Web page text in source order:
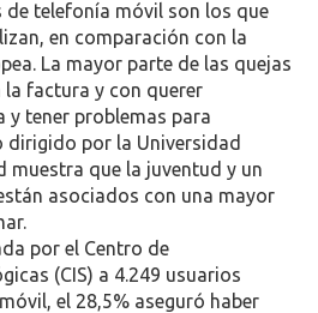
MÓVIL
de telefonía móvil son los que
en comparación con la
La mayor parte de las quejas
factura y con querer
y tener problemas para
dirigido por la Universidad
muestra que la juventud y un
asociados con una mayor
por el Centro de
(CIS) a 4.249 usuarios
el 28,5% aseguró haber